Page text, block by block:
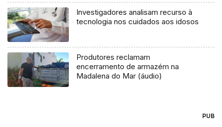
Investigadores analisam recurso à
tecnologia nos cuidados aos idosos
Produtores reclamam
encerramento de armazém na
Madalena do Mar (áudio)
PUB